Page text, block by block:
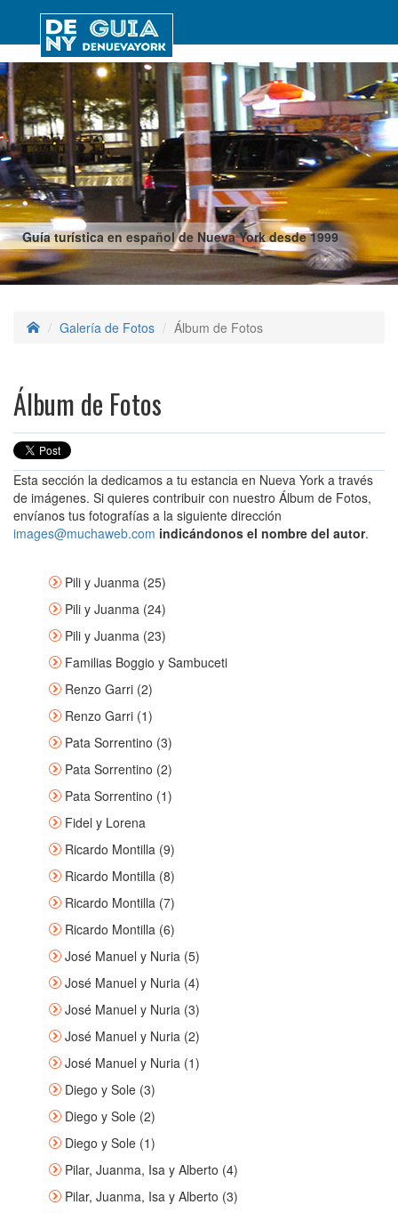
Guía turística en español de Nueva York desde 1999
Galería de Fotos Álbum de Fotos
Álbum de Fotos
Esta sección la dedicamos a tu estancia en Nueva York a través
de imágenes. Si quieres contribuir con nuestro Álbum de Fotos,
envíanos tus fotografías a la siguiente dirección
images@muchaweb.com indicándonos el nombre del autor.
Pili y Juanma (25)
Pili y Juanma (24)
Pili y Juanma (23)
Familias Boggio y Sambuceti
Renzo Garri (2)
Renzo Garri (1)
Pata Sorrentino (3)
Pata Sorrentino (2)
Pata Sorrentino (1)
Fidel y Lorena
Ricardo Montilla (9)
Ricardo Montilla (8)
Ricardo Montilla (7)
Ricardo Montilla (6)
José Manuel y Nuria (5)
José Manuel y Nuria (4)
José Manuel y Nuria (3)
José Manuel y Nuria (2)
José Manuel y Nuria (1)
Diego y Sole (3)
Diego y Sole (2)
Diego y Sole (1)
Pilar, Juanma, Isa y Alberto (4)
Pilar, Juanma, Isa y Alberto (3)